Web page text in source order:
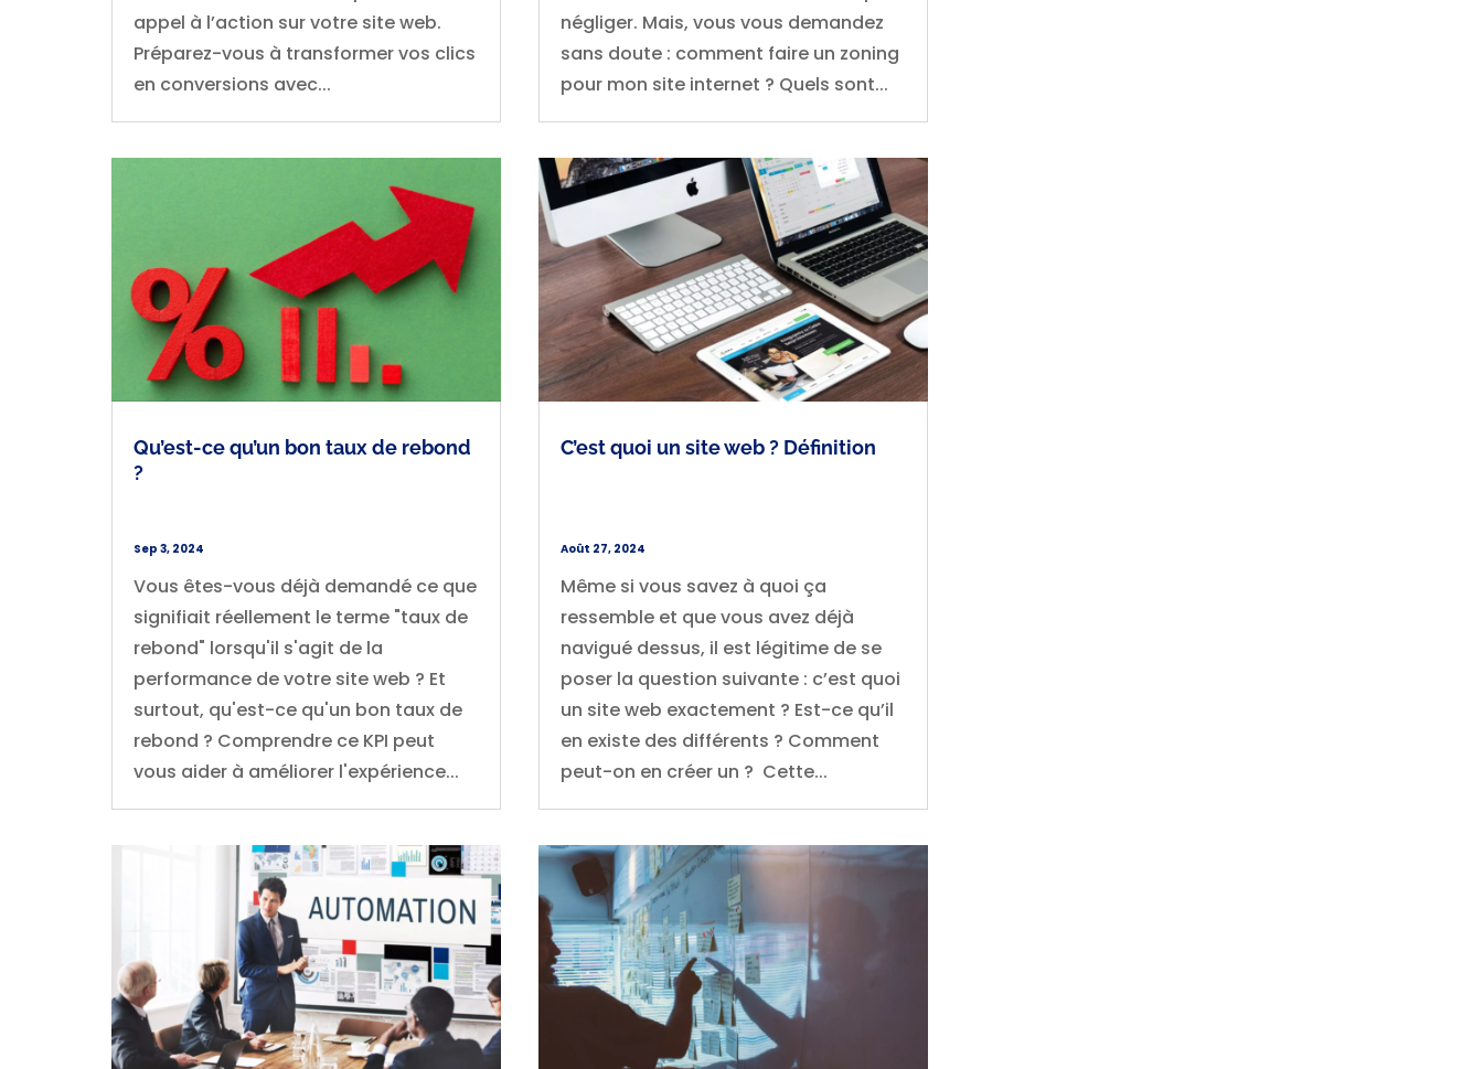
appel à l’action sur votre site web.
Préparez-vous à transformer vos clics
en conversions avec...
Qu’est-ce qu’un bon taux de rebond
?
Sep 3, 2024
Vous êtes-vous déjà demandé ce que
signifiait réellement le terme "taux de
rebond" lorsqu'il s'agit de la
performance de votre site web ? Et
surtout, qu'est-ce qu'un bon taux de
rebond ? Comprendre ce KPI peut
vous aider à améliorer l'expérience...
négliger. Mais, vous vous demandez
sans doute : comment faire un zoning
pour mon site internet ? Quels sont...
C’est quoi un site web ? Définition
Août 27, 2024
Même si vous savez à quoi ça
ressemble et que vous avez déjà
navigué dessus, il est légitime de se
poser la question suivante : c’est quoi
un site web exactement ? Est-ce qu’il
en existe des différents ? Comment
peut-on en créer un ? Cette...